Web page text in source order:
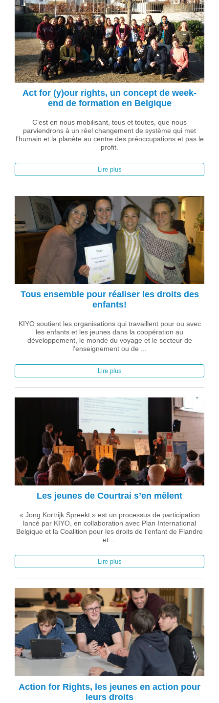
Act for (y)our rights, un concept de week-
end de formation en Belgique
C’est en nous mobilisant, tous et toutes, que nous
parviendrons à un réel changement de système qui met
l’humain et la planète au centre des préoccupations et pas le
profit.
Lire plus
Tous ensemble pour réaliser les droits des
enfants!
KIYO soutient les organisations qui travaillent pour ou avec
les enfants et les jeunes dans la coopération au
développement, le monde du voyage et le secteur de
l’enseignement ou de ...
Lire plus
Les jeunes de Courtrai s’en mêlent
« Jong Kortrijk Spreekt » est un processus de participation
lancé par KIYO, en collaboration avec Plan International
Belgique et la Coalition pour les droits de l’enfant de Flandre
et ...
Lire plus
Action for Rights, les jeunes en action pour
leurs droits